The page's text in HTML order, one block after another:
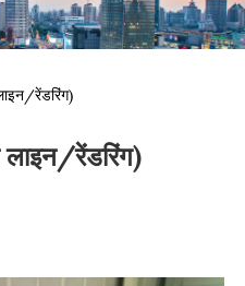
रेंडरिंग)
लाइन/रेंडरिंग)